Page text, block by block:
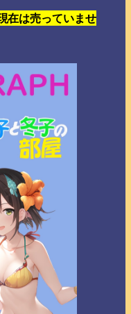
在は売っていませ